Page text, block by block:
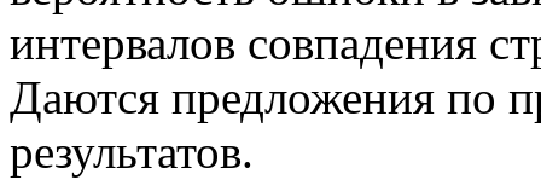
интервалов совпадения
Даются предложения по
результатов.